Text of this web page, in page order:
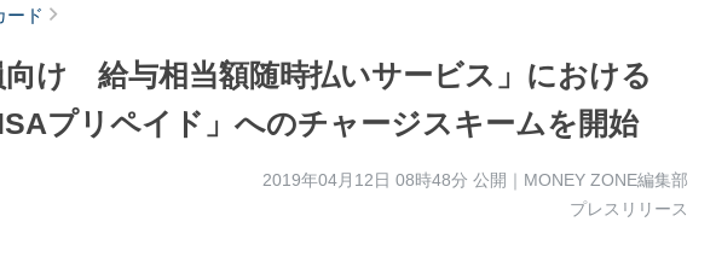
ード
向け 給与相当額随時払いサービス」における
プリペイド」へのチャージスキームを開始
2019年04月12日 08時48分 公開｜MONEY ZONE編集部
プレスリリース